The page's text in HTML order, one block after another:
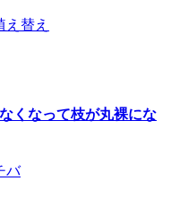
くなって枝が丸裸にな